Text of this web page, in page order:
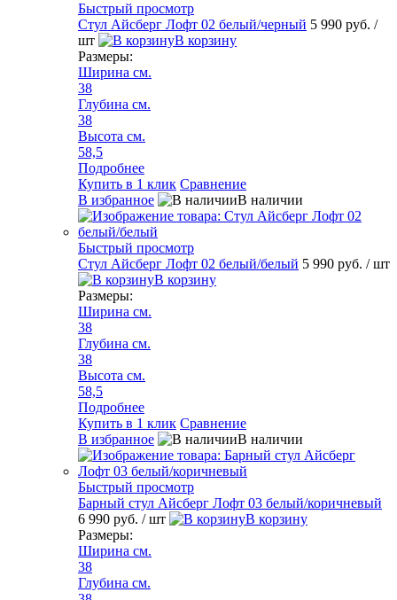
Быстрый просмотр
Стул Айсберг Лофт 02 белый/черный 5 990 руб. /
шт
В корзину
Размеры:
Ширина см.
38
Глубина см.
38
Высота см.
58,5
Подробнее
Купить в 1 клик Сравнение
В избранное
В наличии
Быстрый просмотр
Стул Айсберг Лофт 02 белый/белый 5 990 руб. / шт
В корзину
Размеры:
Ширина см.
38
Глубина см.
38
Высота см.
58,5
Подробнее
Купить в 1 клик Сравнение
В избранное
В наличии
Быстрый просмотр
Барный стул Айсберг Лофт 03 белый/коричневый
6 990 руб. / шт
В корзину
Размеры:
Ширина см.
38
Глубина см.